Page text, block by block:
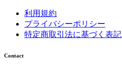
利用規約
プライバシーポリシー
特定商取引法に基づく表記
Contact